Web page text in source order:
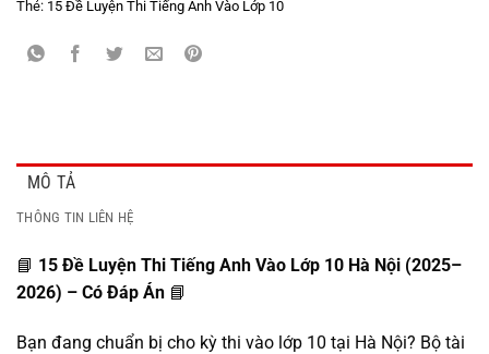
Thẻ: 15 Đề Luyện Thi Tiếng Anh Vào Lớp 10
MÔ TẢ
THÔNG TIN LIÊN HỆ
📘 15 Đề Luyện Thi Tiếng Anh Vào Lớp 10 Hà Nội (2025–
2026) – Có Đáp Án 📘
Bạn đang chuẩn bị cho kỳ thi vào lớp 10 tại Hà Nội? Bộ tài